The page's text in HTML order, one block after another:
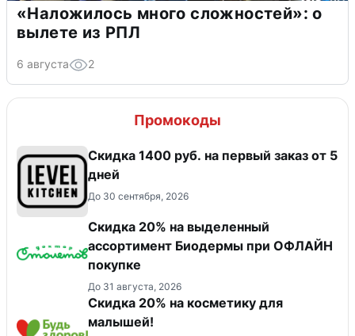
«Наложилось много сложностей»: о
вылете из РПЛ
6 августа 2
Промокоды
Скидка 1400 руб. на первый заказ от 5
дней
До 30 сентября, 2026
Скидка 20% на выделенный
ассортимент Биодермы при ОФЛАЙН
покупке
До 31 августа, 2026
Скидка 20% на косметику для
малышей!